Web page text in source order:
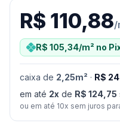
R$ 110,88/
R$ 105,34/m² no
caixa de 2,25m² · R$
em até 2x de R$ 124,75
ou em até 10x sem juros